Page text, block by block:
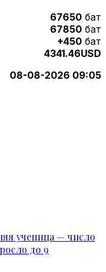
67650 бат
67850 бат
+450 бат
4341.46USD
08-08-2026 09:05
ученица — число
до 9